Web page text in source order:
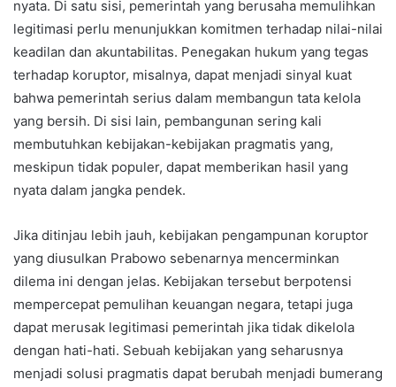
nyata. Di satu sisi, pemerintah yang berusaha memulihkan
legitimasi perlu menunjukkan komitmen terhadap nilai-nilai
keadilan dan akuntabilitas. Penegakan hukum yang tegas
terhadap koruptor, misalnya, dapat menjadi sinyal kuat
bahwa pemerintah serius dalam membangun tata kelola
yang bersih. Di sisi lain, pembangunan sering kali
membutuhkan kebijakan-kebijakan pragmatis yang,
meskipun tidak populer, dapat memberikan hasil yang
nyata dalam jangka pendek.
Jika ditinjau lebih jauh, kebijakan pengampunan koruptor
yang diusulkan Prabowo sebenarnya mencerminkan
dilema ini dengan jelas. Kebijakan tersebut berpotensi
mempercepat pemulihan keuangan negara, tetapi juga
dapat merusak legitimasi pemerintah jika tidak dikelola
dengan hati-hati. Sebuah kebijakan yang seharusnya
menjadi solusi pragmatis dapat berubah menjadi bumerang